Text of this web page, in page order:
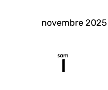
novembre 2025
sam
1